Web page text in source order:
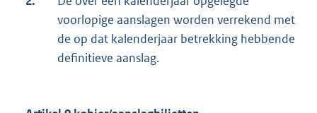
voorlopige aanslagen worden verrekend met
de op dat kalenderjaar betrekking hebbende
definitieve aanslag.